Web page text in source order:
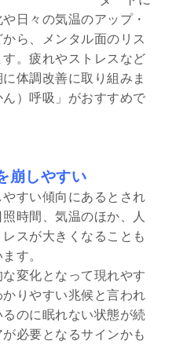
日々の気温のアップ・
ら、メンタル面のリス
。疲れやストレスなど
体調改善に取り組みま
）呼吸」がおすすめで
崩しやすい
すい傾向にあるとされ
時間、気温のほか、人
スが大きくなることも
す。
変化となって現れやす
りやすい兆候と言われ
のに眠れない状態が続
必要となるサインかも